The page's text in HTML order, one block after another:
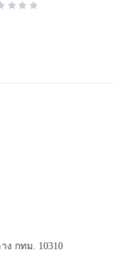
ง กทม. 10310